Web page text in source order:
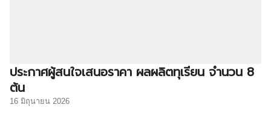
ประกาศผู้สนใจเสนอราคา ผลผลิตทุเรียน จำนวน 8
ต้น
16 มิถุนายน 2026